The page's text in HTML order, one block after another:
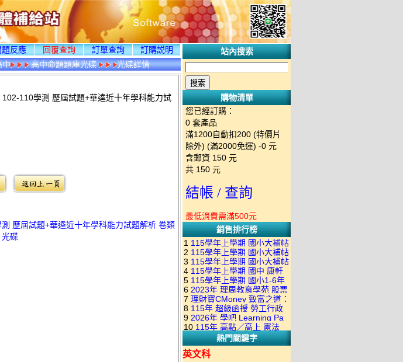
反應 回覆查詢 訂單查詢
訂購説明
中 高中命題題庫光碟 光碟詳情
110學測 歷屆試題+華逵近十年學科能力試
歷屆試題+華逵近十年學科能力試題解析 卷類
光碟
站內搜索
購物清單
您已經訂購：
0 套產品
滿1200自動扣200 (特價片
除外) (滿2000免運) -0 元
含郵資 150 元
共 150 元
結帳 / 查詢
最低消費需滿500元
銷售排行榜
1 115學年上學期 國小大補帖
南一版 國語+數學+社會+生活
+自然 1-6年級 教學光碟DVD
版(3DVD)
2 115學年上學期 國小大補帖
康軒版 國語+數學+社會+生活
+自然 1-6年級 教學光碟DVD
版(3DVD)
3 115學年上學期 國小大補帖
翰林版 國語+數學+社會+生活
+自然 1-6年級 教學光碟DVD
版(3DVD)
4 115學年上學期 國中 康軒
各科平時練習卷&段考複習卷
(補充資源全收錄) DVD版(2片
裝)
5 115學年上學期 國小1-6年
級 習作解答(含康軒.南一.翰林
全版本.全科目)合輯版 DVD版
6 2023年 理周教育學苑 股票
當沖煉金術 主講：朱家泓 國
語發音 DVD版
7 理財寶CMoney 致富之道：
上班族飆股攻略班 主講：朱
家泓+林穎 國語發音 DVD版
8 115年 超級函授 勞工行政
與勞工立法概要 18堂課+總複
習 陸川老師 含PDF講義 函授
DVD(7DVD)
9 2026年 學吧 Learning Pa
小王子 當沖X波段 08課 國語
發音 DVD版(2DVD)
10 115年 高點／高上 憲法
18堂課 宗台大老師 含PDF講
義 函授DVD(8DVD)【適用於
熱門關鍵字
英文科